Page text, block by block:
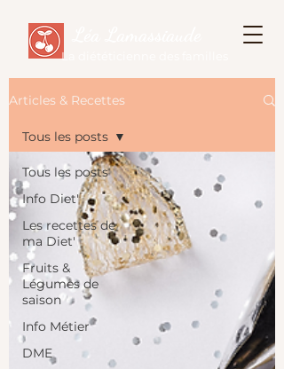
La diététicienne des familles
Articles & Recettes
Tous les posts
Info Diet'
Les recettes de
ma Diet'
Fruits &
Légumes de
saison
Info Métier
DME
Tous les posts